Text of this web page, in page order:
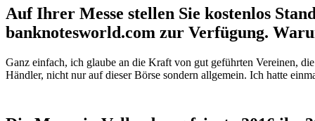
Auf Ihrer Messe stellen Sie kostenlos
banknotesworld.com zur Verfügung.
Ganz einfach, ich glaube an die Kraft von gut geführten Vereinen,
Händler, nicht nur auf dieser Börse sondern allgemein. Ich hatte